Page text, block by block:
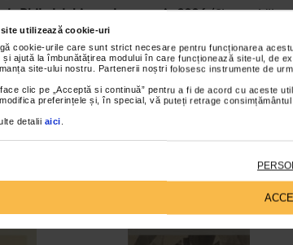
utilizează cookie-uri
cookie-urile care sunt strict necesare pentru funcționarea
și ajută la îmbunătățirea modului în care funcționează site-ul, de
site-ului nostru. Partenerii noștri folosesc instrumente de
clic pe „Acceptă si continuă” pentru a fi de acord cu aceste
preferințele și, în special, vă puteți retrage
detalii aici
la Philadelphia, unde moare in 2006.(Simona
de Programul